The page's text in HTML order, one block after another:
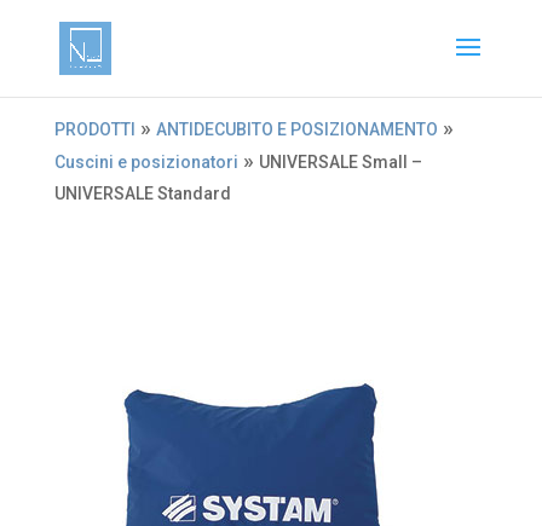
PRODOTTI » ANTIDECUBITO E POSIZIONAMENTO »
Cuscini e posizionatori » UNIVERSALE Small –
UNIVERSALE Standard